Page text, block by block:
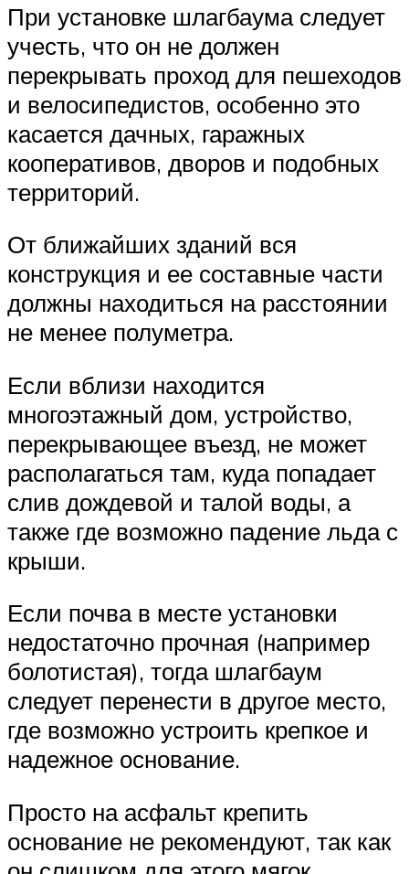
При установке шлагбаума следует
учесть, что он не должен
перекрывать проход для пешеходов
и велосипедистов, особенно это
касается дачных, гаражных
кооперативов, дворов и подобных
территорий.
От ближайших зданий вся
конструкция и ее составные части
должны находиться на расстоянии
не менее полуметра.
Если вблизи находится
многоэтажный дом, устройство,
перекрывающее въезд, не может
располагаться там, куда попадает
слив дождевой и талой воды, а
также где возможно падение льда с
крыши.
Если почва в месте установки
недостаточно прочная (например
болотистая), тогда шлагбаум
следует перенести в другое место,
где возможно устроить крепкое и
надежное основание.
Просто на асфальт крепить
основание не рекомендуют, так как